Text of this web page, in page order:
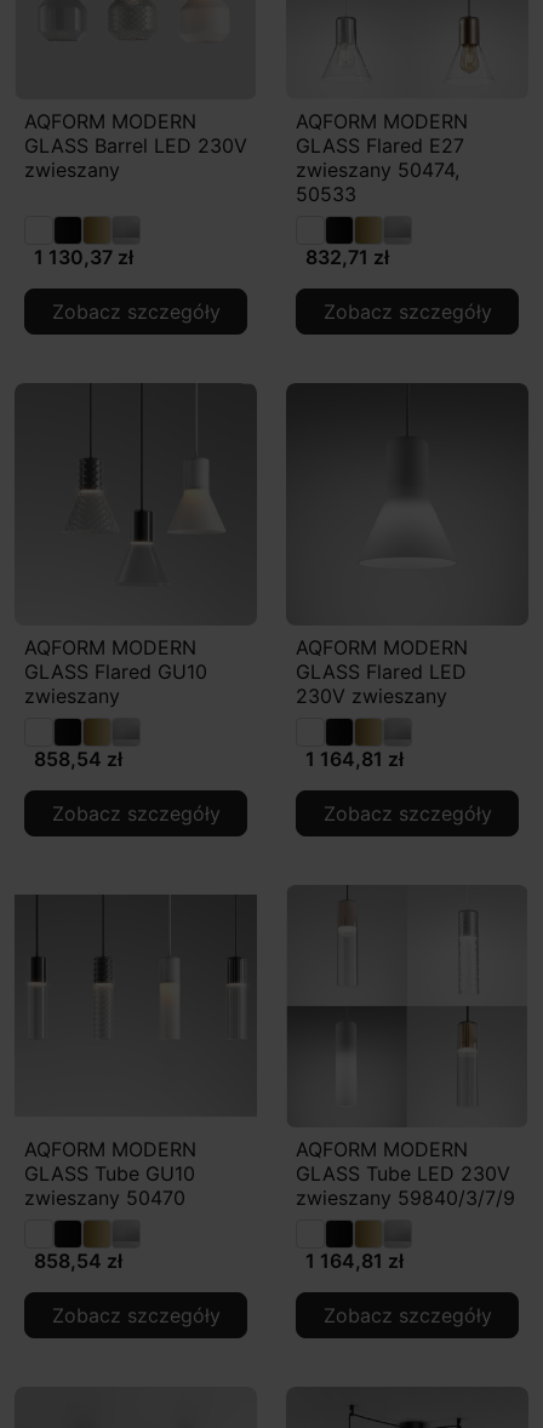
AQFORM MODERN
GLASS Barrel LED 230V
zwieszany
1 130,37 zł
Zobacz szczegóły
AQFORM MODERN
GLASS Flared E27
zwieszany 50474,
50533
832,71 zł
Zobacz szczegóły
AQFORM MODERN
GLASS Flared GU10
zwieszany
858,54 zł
Zobacz szczegóły
AQFORM MODERN
GLASS Flared LED
230V zwieszany
1 164,81 zł
Zobacz szczegóły
AQFORM MODERN
GLASS Tube GU10
zwieszany 50470
858,54 zł
Zobacz szczegóły
AQFORM MODERN
GLASS Tube LED 230V
zwieszany 59840/3/7/9
1 164,81 zł
Zobacz szczegóły